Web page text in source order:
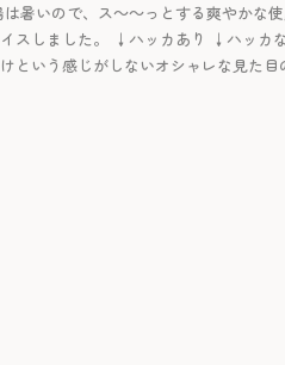
暑いので、ス～～っとする爽やかな
イスしました。 ↓ハッカあり ↓ハッ
という感じがしないオシャレな見た